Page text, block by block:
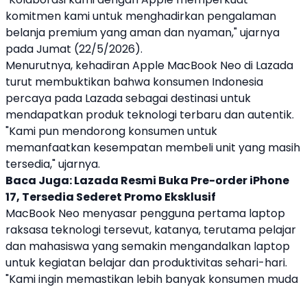
komitmen kami untuk menghadirkan pengalaman
belanja premium yang aman dan nyaman," ujarnya
pada Jumat (22/5/2026).
Menurutnya, kehadiranApple MacBook Neodi Lazada
turut membuktikan bahwa konsumen Indonesia
percaya pada Lazadasebagai destinasi untuk
mendapatkan produk teknologi terbaru dan autentik.
"Kami pun mendorong konsumen untuk
memanfaatkan kesempatan membeli unit yang masih
tersedia," ujarnya.
Baca Juga:Lazada Resmi Buka Pre-order iPhone
17, Tersedia Sederet Promo Eksklusif
MacBook Neo menyasar pengguna pertama laptop
raksasa teknologi tersevut, katanya, terutama pelajar
dan mahasiswa yang semakin mengandalkan laptop
untuk kegiatan belajar dan produktivitas sehari-hari.
"Kami ingin memastikan lebih banyak konsumen muda